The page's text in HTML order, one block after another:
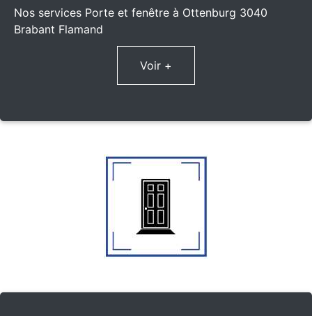
Nos services Porte et fenêtre à Ottenburg 3040
Brabant Flamand
Voir +